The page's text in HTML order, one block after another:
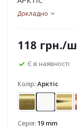
Докладно
118 грн./
Є в наявності
Колір:Арктіс
Антик Арктіс
Серія: 19 mm